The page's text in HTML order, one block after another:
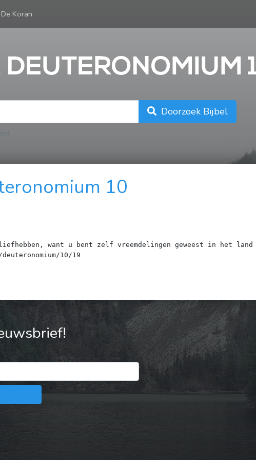
De Koran
Doorzoek Bijbel
10
liefhebben, want u bent zelf vreemdelingen geweest in het land